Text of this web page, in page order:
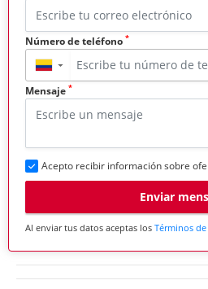
Número de teléfono *
▼
Mensaje *
Acepto recibir información sobre
Enviar
Al enviar tus datos aceptas los Términos